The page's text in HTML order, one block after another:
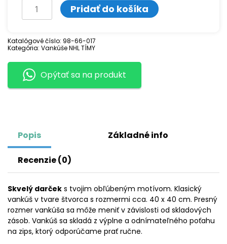
množstvo
Vankúš
potlačou
NASHVILLE
PREDATORS
Pridať do košíka
Katalógové číslo: 98-66-017
Kategória: Vankúše NHL TÍMY
Opýtať sa na produkt
Popis Základné info
Recenzie (0)
Skvelý darček s tvojim obľúbeným motívom. Klasický
vankúš v tvare štvorca s rozmermi cca. 40 x 40 cm. Presný
rozmer vankúša sa môže meniť v závislosti od skladových
zásob. Vankúš sa skladá z výplne a odnímateľného poťahu
na zips, ktorý odporúčame prať ručne.